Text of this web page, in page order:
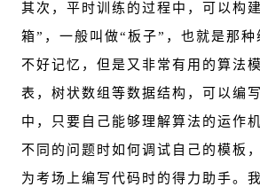
其次，平时训练的过程中，可以构
箱”，一般叫做“板子”，也就是那种
不好记忆，但是又非常有用的算法
表，树状数组等数据结构，可以编
中，只要自己能够理解算法的运作
不同的问题时如何调试自己的模板
为考场上编写代码时的得力助手。